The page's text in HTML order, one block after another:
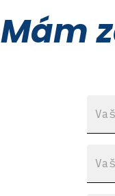
Mám